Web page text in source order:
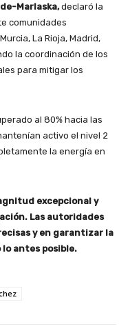
Marlaska,declaró la
comunidades
La Rioja, Madrid,
la coordinación de los
para mitigar los
al 80% hacia las
activo el nivel 2
la energía en
excepcional y
Las autoridades
y en garantizar la
antes posible.